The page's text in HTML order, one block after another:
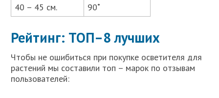
40 – 45 см. 90˚
Рейтинг: ТОП–8 лучших
Чтобы не ошибиться при покупке осветителя для
растений мы составили топ – марок по отзывам
пользователей: